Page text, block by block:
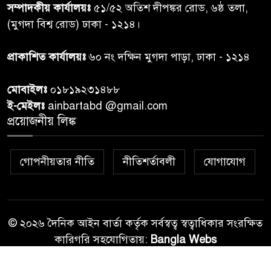
কুলাউড়া সীমান্তে বিএসএফের
৮
নেওয়ার পর ভারতীয় নাগরিক আটক
৯
১০
সম্পাদকীয় কার্যালয়ঃ ৫১/৫২ অতিশ দীপঙ্কর রোড, ৬ষ্ঠ তলা,
(মুগদা বিশ্ব রোড) ঢাকা - ১২১৪।
প্রাকাশিত কার্যালয়ঃ৬০ নং দক্ষিন মুগদা পাড়া, ঢাকা - ১২১৪
মোবাইলঃ ০১৮১৯২৩১৪৮৮
ই-মেইলঃ ainbartabd @gmail.com
প্রয়োজনীয় লিঙ্ক
গোপনীয়তার নীতি নীতিশর্তাবলী যোগাযোগ
© ২০২৬ দৈনিক আইন বার্তা কর্তৃক সর্বস্বত্ব স্বত্বাধিকার সংরক্ষিত
কারিগরি সহযোগিতায়: Bangla Webs